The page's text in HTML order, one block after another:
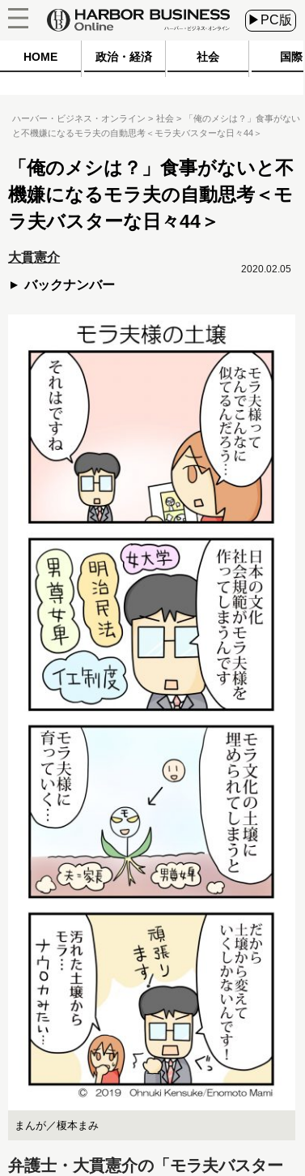
▶PC版
HOME 政治・経済 社会 国際
ハーバー・ビジネス・オンライン 社会
「俺のメシは？」食事がない
と不機嫌になるモラ夫の自動思考＜モラ夫バスターな日々44＞
「俺のメシは？」食事がないと不
機嫌になるモラ夫の自動思考＜モ
ラ夫バスターな日々44＞
大貫憲介
バックナンバー
2020.02.05
まんが／榎本まみ
弁護士・大貫憲介の「モラ夫バスター